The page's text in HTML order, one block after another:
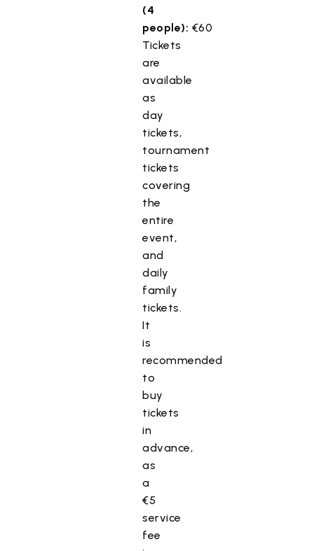
(4
people): €60
Tickets
are
available
as
day
tickets,
tournament
tickets
covering
the
entire
event,
and
daily
family
tickets.
It
is
recommended
to
buy
tickets
in
advance,
as
a
€5
service
fee